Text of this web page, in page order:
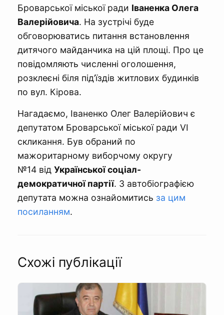
Броварської міської ради Іваненка Олега
Валерійовича. На зустрічі буде
обговорюватись питання встановлення
дитячого майданчика на цій площі. Про це
повідомляють численні оголошення,
розклеєні біля під’їздів житлових будинків
по вул. Кірова.
Нагадаємо, Іваненко Олег Валерійович є
депутатом Броварської міської ради VI
скликання. Був обраний по
мажоритарному виборчому округу
№14 від Української соціал-
демократичної партії. З автобіографією
депутата можна ознайомитись за цим
посиланням.
Схожі публікації